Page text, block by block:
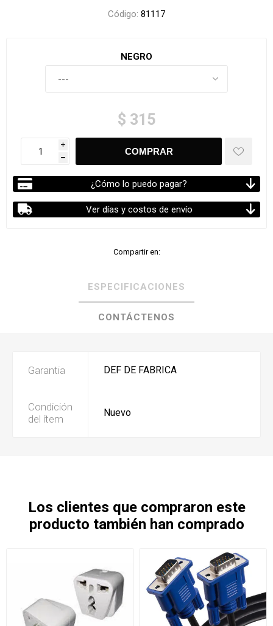
Código: 81117
NEGRO
$ 315
i
h
¿Cómo lo puedo pagar?
Ver días y costos de envío
Compartir en:
ESPECIFICACIONES
CONTÁCTENOS
Garantia DEF DE FABRICA
Condición
del ítem
Nuevo
Los clientes que compraron este
producto también han comprado